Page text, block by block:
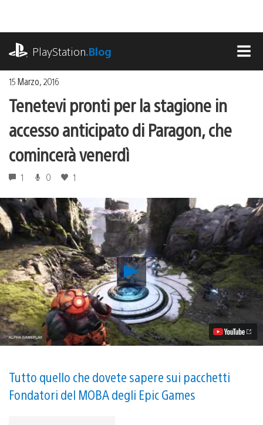
contenuto
PlayStation.Blog
15 Marzo, 2016
Tenetevi pronti per la stagione in
accesso anticipato di Paragon, che
comincerà venerdì
1 0 1
Riproduci
video
Tenetevi
pronti
per
la
stagione
in
di
Paragon,
che
comincerà
Tutto quello che dovete sapere sui pacchetti
Fondatori del MOBA degli Epic Games